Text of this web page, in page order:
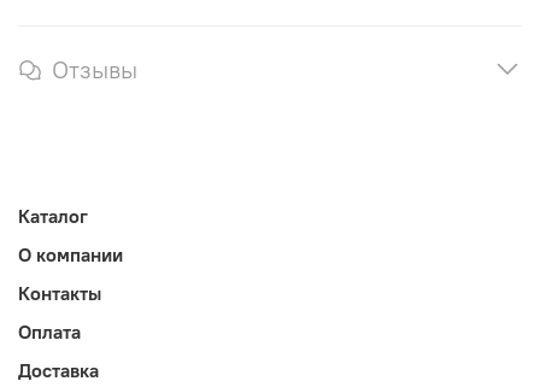
Отзывы
Каталог
О компании
Контакты
Оплата
Доставка